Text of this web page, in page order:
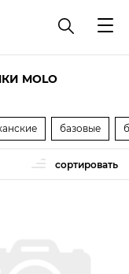
MOLO
базовые
сортировать